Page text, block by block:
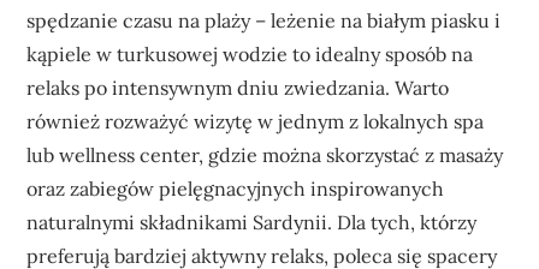
spędzanie czasu na plaży – leżenie na białym piasku i
kąpiele w turkusowej wodzie to idealny sposób na
relaks po intensywnym dniu zwiedzania. Warto
również rozważyć wizytę w jednym z lokalnych spa
lub wellness center, gdzie można skorzystać z masaży
oraz zabiegów pielęgnacyjnych inspirowanych
naturalnymi składnikami Sardynii. Dla tych, którzy
preferują bardziej aktywny relaks, poleca się spacery